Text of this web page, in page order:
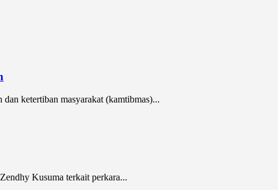
ketertiban masyarakat (kamtibmas)...
Kusuma terkait perkara...